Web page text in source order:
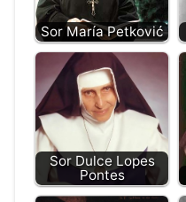
Sor María Petković
Sor Dulce Lopes
Pontes